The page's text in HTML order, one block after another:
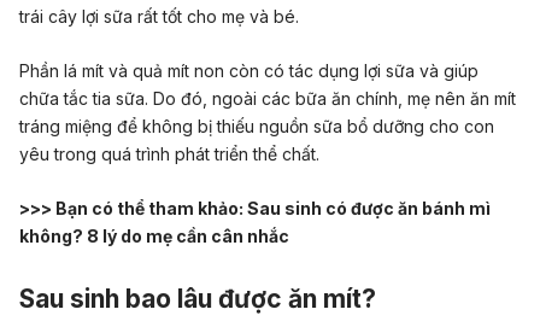
trái cây lợi sữa rất tốt cho mẹ và bé.
Phần lá mít và quả mít non còn có tác dụng lợi sữa và giúp
chữa tắc tia sữa. Do đó, ngoài các bữa ăn chính, mẹ nên ăn mít
tráng miệng để không bị thiếu nguồn sữa bổ dưỡng cho con
yêu trong quá trình phát triển thể chất.
>>> Bạn có thể tham khảo: Sau sinh có được ăn bánh mì
không? 8 lý do mẹ cần cân nhắc
Sau sinh bao lâu được ăn mít?